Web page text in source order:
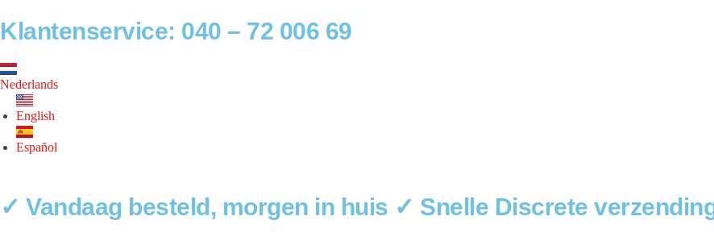
Klantenservice: 040 – 72 006 69
Nederlands
English
Español
✓ Vandaag besteld, morgen in huis ✓ Snelle Discrete